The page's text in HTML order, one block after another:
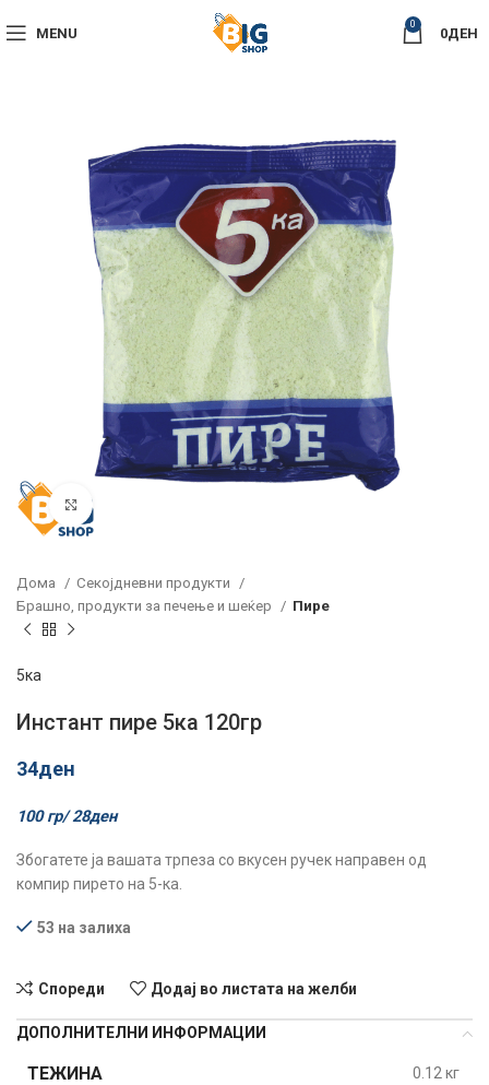
MENU
0
0ДЕН
Click to enlarge
Дома
Секојдневни продукти
Брашно, продукти за печење и шеќер
Пире
5ка
Инстант пире 5ка 120гр
34ден
100 гр/ 28ден
Збогатете ја вашата трпеза со вкусен ручек направен од
компир пирето на 5-ка.
53 на залиха
Спореди Додај во листата на желби
ДОПОЛНИТЕЛНИ ИНФОРМАЦИИ
ТЕЖИНА 0.12 кг